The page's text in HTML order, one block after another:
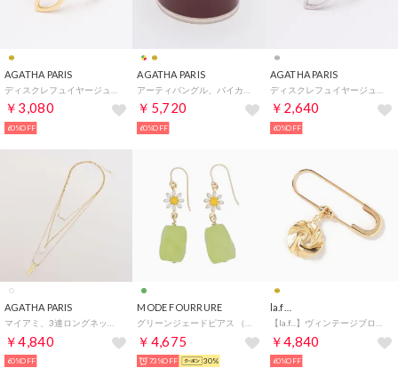
AGATHA PARIS
￥3,080
60%OFF
AGATHA PARIS
￥5,720
60%OFF
AGATHA PARIS
￥2,640
60%OFF
AGATHA PARIS
￥4,840
60%OFF
MODE FOURRURE
￥4,675
73%OFF 30%
la.f…
￥4,840
60%OFF